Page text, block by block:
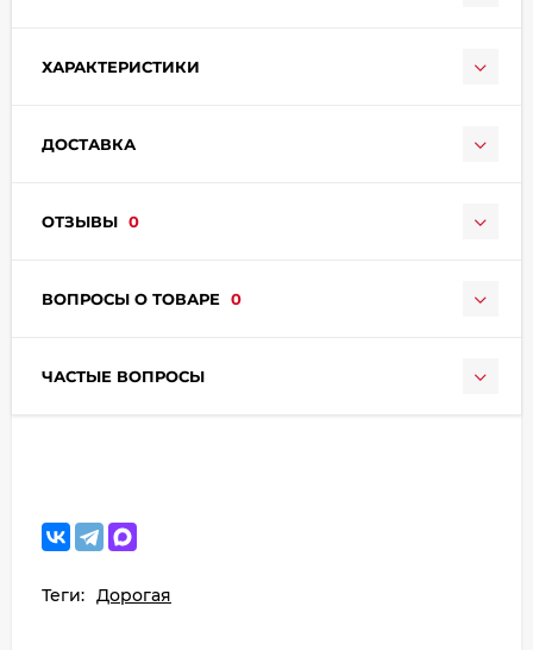
ХАРАКТЕРИСТИКИ
ДОСТАВКА
ОТЗЫВЫ 0
ВОПРОСЫ О ТОВАРЕ 0
ЧАСТЫЕ ВОПРОСЫ
Теги: Дорогая